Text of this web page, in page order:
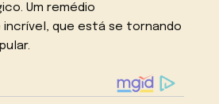
Um remédio
que está se tornando